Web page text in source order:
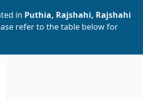
in Puthia, Rajshahi, Rajshahi
refer to the table below for